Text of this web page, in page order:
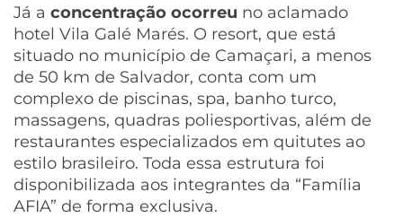
Já a concentração ocorreu no aclamado
hotel Vila Galé Marés. O resort, que está
situado no município de Camaçari, a menos
de 50 km de Salvador, conta com um
complexo de piscinas, spa, banho turco,
massagens, quadras poliesportivas, além de
restaurantes especializados em quitutes ao
estilo brasileiro. Toda essa estrutura foi
disponibilizada aos integrantes da “Família
AFIA” de forma exclusiva.